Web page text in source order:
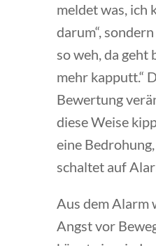
meldet was, ich
darum“,
so weh, da geht
mehr kapputt.“
Bewertung
diese Weise
eine
schaltet auf
Aus dem Alarm
Angst vor